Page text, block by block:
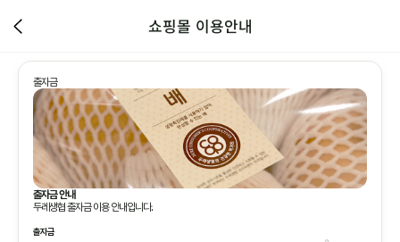
쇼핑몰 이용안내
출자금
출자금 안내
두레생협 출자금 이용 안내입니다.
출자금